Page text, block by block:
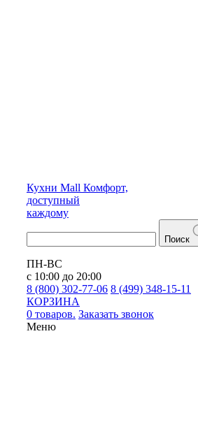
Кухни Mall Комфорт,
доступный
каждому
Поиск
ПН-ВС
с 10:00 до 20:00
8 (800) 302-77-06 8 (499) 348-15-11
КОРЗИНА
0 товаров. Заказать звонок
Меню